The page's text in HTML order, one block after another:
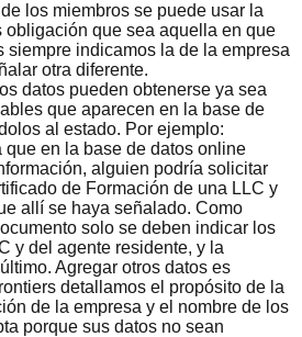
los miembros se puede usar la
obligación que sea aquella en que
siempre indicamos la de la empresa
otra diferente.
datos pueden obtenerse ya sea
que aparecen en la base de
al estado. Por ejemplo:
que en la base de datos online
alguien podría solicitar
de Formación de una LLC y
allí se haya señalado. Como
solo se deben indicar los
y del agente residente, y la
Agregar otros datos es
detallamos el propósito de la
de la empresa y el nombre de los
porque sus datos no sean